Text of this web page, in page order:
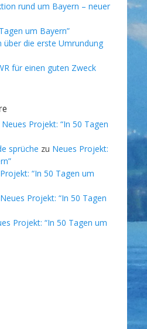
rund um Bayern – neuer
um Bayern”
über die erste Umrundung
für einen guten Zweck
Neues Projekt: “In 50 Tagen
sprüche zu Neues Projekt:
“In 50 Tagen um
Neues Projekt: “In 50 Tagen
Projekt: “In 50 Tagen um